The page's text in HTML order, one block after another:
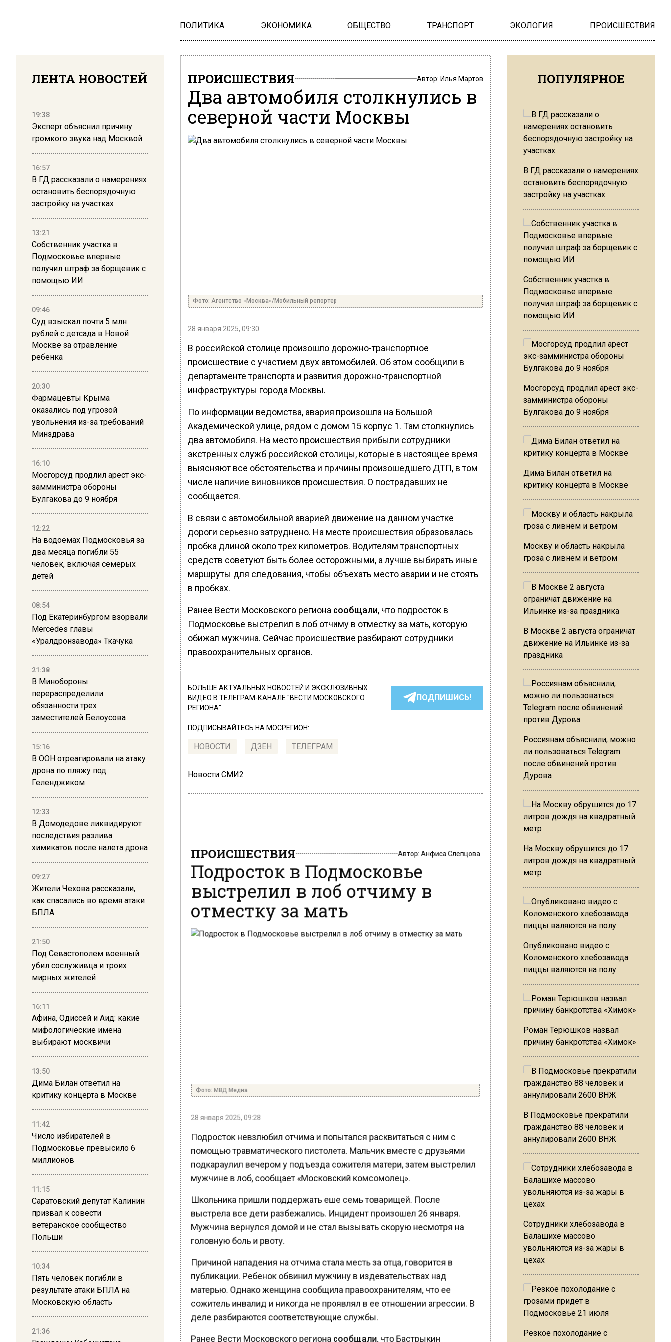
ПОЛИТИКА ЭКОНОМИКА ОБЩЕСТВО ТРАНСПОРТ ЭКОЛОГИЯ ПРОИСШЕСТВИЯ
ЛЕНТА НОВОСТЕЙ
19:38
Эксперт объяснил причину
громкого звука над Москвой
16:57
В ГД рассказали о намерениях
остановить беспорядочную
застройку на участках
13:21
Собственник участка в
Подмосковье впервые
получил штраф за борщевик с
помощью ИИ
09:46
Суд взыскал почти 5 млн
рублей с детсада в Новой
Москве за отравление
ребенка
20:30
Фармацевты Крыма
оказались под угрозой
увольнения из-за требований
Минздрава
16:10
Мосгорсуд продлил арест экс-
замминистра обороны
Булгакова до 9 ноября
12:22
На водоемах Подмосковья за
два месяца погибли 55
человек, включая семерых
детей
08:54
Под Екатеринбургом взорвали
Mercedes главы
«Уралдронзавода» Ткачука
21:38
В Минобороны
перераспределили
обязанности трех
заместителей Белоусова
15:16
В ООН отреагировали на атаку
дрона по пляжу под
Геленджиком
12:33
В Домодедове ликвидируют
последствия разлива
химикатов после налета дрона
09:27
Жители Чехова рассказали,
как спасались во время атаки
БПЛА
21:50
Под Севастополем военный
убил сослуживца и троих
мирных жителей
16:11
Афина, Одиссей и Аид: какие
мифологические имена
выбирают москвичи
13:50
Дима Билан ответил на
критику концерта в Москве
11:42
Число избирателей в
Подмосковье превысило 6
миллионов
11:15
Саратовский депутат Калинин
призвал к совести
ветеранское сообщество
Польши
10:34
Пять человек погибли в
результате атаки БПЛА на
Московскую область
21:36
ПРОИСШЕСТВИЯ Автор: Илья Мартов
Два автомобиля столкнулись в
северной части Москвы
Фото: Агентство «Москва»/Мобильный репортер
28 января 2025, 09:30
В российской столице произошло дорожно-транспортное
происшествие с участием двух автомобилей. Об этом сообщили в
департаменте транспорта и развития дорожно-транспортной
инфраструктуры города Москвы.
По информации ведомства, авария произошла на Большой
Академической улице, рядом с домом 15 корпус 1. Там столкнулись
два автомобиля. На место происшествия прибыли сотрудники
экстренных служб российской столицы, которые в настоящее время
выясняют все обстоятельства и причины произошедшего ДТП, в том
числе наличие виновников происшествия. О пострадавших не
сообщается.
В связи с автомобильной аварией движение на данном участке
дороги серьезно затруднено. На месте происшествия образовалась
пробка длиной около трех километров. Водителям транспортных
средств советуют быть более осторожными, а лучше выбирать иные
маршруты для следования, чтобы объехать место аварии и не стоять
в пробках.
Ранее Вести Московского региона сообщали, что подросток в
Подмосковье выстрелил в лоб отчиму в отместку за мать, которую
обижал мужчина. Сейчас происшествие разбирают сотрудники
правоохранительных органов.
БОЛЬШЕ АКТУАЛЬНЫХ НОВОСТЕЙ И ЭКСКЛЮЗИВНЫХ
ВИДЕО В ТЕЛЕГРАМ-КАНАЛЕ "ВЕСТИ МОСКОВСКОГО
РЕГИОНА".
ПОДПИШИСЬ!
ПОДПИСЫВАЙТЕСЬ НА МОСРЕГИОН:
НОВОСТИ ДЗЕН ТЕЛЕГРАМ
Новости СМИ2
ПРОИСШЕСТВИЯ
Подросток в Подмосковье
выстрелил в лоб отчиму в
отместку за мать
Фото: МВД Медиа
28 января 2025, 09:28
Подросток невзлюбил отчима и попытался расквитаться с ним с
помощью травматического пистолета. Мальчик вместе с друзьями
подкараулил вечером у подъезда сожителя матери, затем выстрелил
мужчине в лоб, сообщает «Московский комсомолец».
Школьника пришли поддержать еще семь товарищей. После
выстрела все дети разбежались. Инцидент произошел 26 января.
Мужчина вернулся домой и не стал вызывать скорую несмотря на
головную боль и рвоту.
Причиной нападения на отчима стала месть за отца, говорится в
публикации. Ребенок обвинил мужчину в издевательствах над
матерью. Однако женщина сообщила правоохранителям, что ее
сожитель инвалид и никогда не проявлял в ее отношении агрессии. В
деле разбираются соответствующие службы.
ПОПУЛЯРНОЕ
В ГД рассказали о намерениях
остановить беспорядочную
застройку на участках
Собственник участка в
Подмосковье впервые
получил штраф за борщевик с
помощью ИИ
Мосгорсуд продлил арест экс-
замминистра обороны
Булгакова до 9 ноября
Дима Билан ответил на
критику концерта в Москве
Москву и область накрыла
гроза с ливнем и ветром
В Москве 2 августа ограничат
движение на Ильинке из-за
праздника
Россиянам объяснили, можно
ли пользоваться Telegram
после обвинений против
Дурова
На Москву обрушится до 17
литров дождя на квадратный
метр
Опубликовано видео с
Коломенского хлебозавода:
пиццы валяются на полу
Роман Терюшков назвал
причину банкротства «Химок»
В Подмосковье прекратили
гражданство 88 человек и
аннулировали 2600 ВНЖ
Сотрудники хлебозавода в
Балашихе массово
увольняются из-за жары в
цехах
Резкое похолодание с